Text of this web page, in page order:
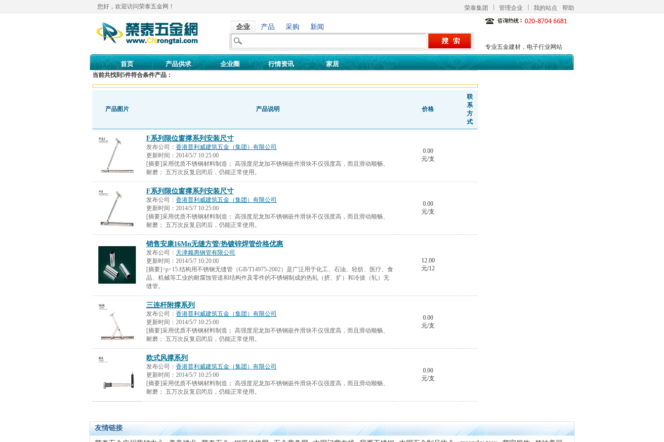
您好，欢迎访问荣泰五金网！ 荣泰集团 管理企业 我的站点 帮助
企业 产品 采购 新闻
专业五金建材，电子行业网站
首页 产品供求 企业圈 行情资讯 家居
当前共找到5件符合条件产品：
产品图片 产品说明 价格
联
系
方
式
F系列限位窗撑系列安装尺寸
发布公司： 香港普利威建筑五金（集团）有限公司
更新时间： 2014/5/7 10:25:00
[摘要]采用优质不锈钢材料制造； 高强度尼龙加不锈钢嵌件滑块不仅强度高，而且滑动顺畅、
耐磨； 五万次反复启闭后，仍能正常使用。
0.00
元/支
F系列限位窗撑系列安装尺寸
发布公司： 香港普利威建筑五金（集团）有限公司
更新时间： 2014/5/7 10:25:00
[摘要]采用优质不锈钢材料制造； 高强度尼龙加不锈钢嵌件滑块不仅强度高，而且滑动顺畅、
耐磨； 五万次反复启闭后，仍能正常使用。
0.00
元/支
销售安康16Mn无缝方管/热镀锌焊管价格优惠
发布公司： 天津频惠钢管有限公司
更新时间： 2014/5/7 10:20:00
[摘要]<p>15.结构用不锈钢无缝管（GB/T14975-2002）是广泛用于化工、石油、轻纺、医疗、食
品、机械等工业的耐腐蚀管道和结构件及零件的不锈钢制成的热轧（挤、扩）和冷拔（轧）无
缝管。
12.00
元/12
三连杆附撑系列
发布公司： 香港普利威建筑五金（集团）有限公司
更新时间： 2014/5/7 10:25:00
[摘要]采用优质不锈钢材料制造； 高强度尼龙加不锈钢嵌件滑块不仅强度高，而且滑动顺畅、
耐磨； 五万次反复启闭后，仍能正常使用。
0.00
元/支
欧式风撑系列
发布公司： 香港普利威建筑五金（集团）有限公司
更新时间： 2014/5/7 10:25:00
[摘要]采用优质不锈钢材料制造； 高强度尼龙加不锈钢嵌件滑块不仅强度高，而且滑动顺畅、
耐磨； 五万次反复启闭后，仍能正常使用。
0.00
元/支
友情链接